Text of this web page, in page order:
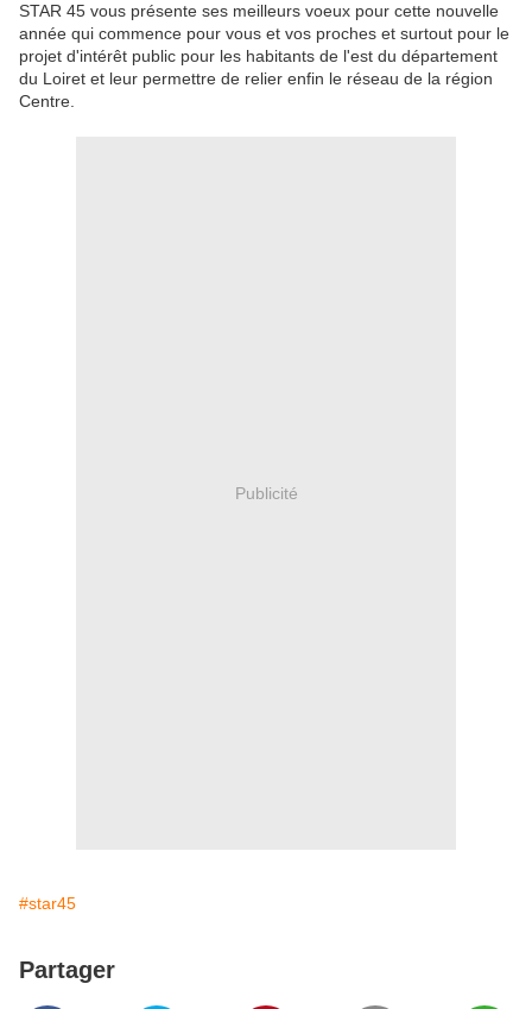
STAR 45 vous présente ses meilleurs voeux pour cette nouvelle
année qui commence pour vous et vos proches et surtout pour le
projet d'intérêt public pour les habitants de l'est du département
du Loiret et leur permettre de relier enfin le réseau de la région
Centre.
Publicité
#star45
Partager